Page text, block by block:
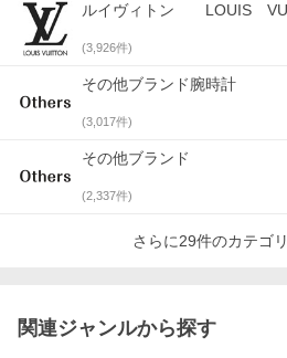
N 新品未使用品
S
A
通常の使用感のある商品
かなり使用感があるが、
難有りの商品
ルイヴィトン LOUIS
(3,926件)
その他ブランド腕時計
(3,017件)
その他ブランド
(2,337件)
さらに29件のカテゴ
関連ジャンルから探す